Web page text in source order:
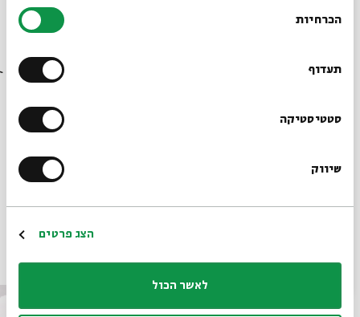
הסכמה
הכרחיות
תעדוף
סטטיסטיקה
שיווק
הצג פרטים
לאשר הכול
הרשמה לאירועים דומים
Hebrew poetry
Dr. Asael Ableman
Zionist history